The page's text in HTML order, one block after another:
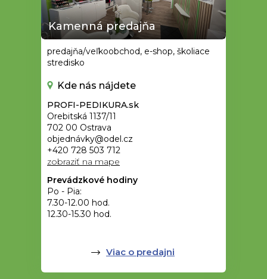
Kamenná predajňa
predajňa/veľkoobchod, e-shop, školiace
stredisko
Kde nás nájdete
PROFI-PEDIKURA.sk
Orebitská 1137/11
702 00 Ostrava
objednávky@odel.cz
+420 728 503 712
zobraziť na mape
Prevádzkové hodiny
Po - Pia:
7.30-12.00 hod.
12.30-15.30 hod.
Viac o predajni